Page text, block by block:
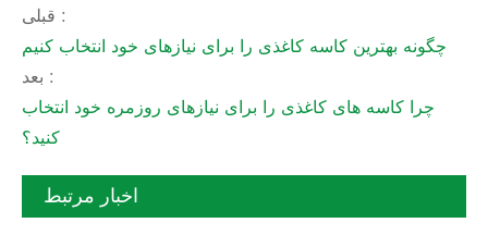
قبلی :
چگونه بهترین کاسه کاغذی را برای نیازهای خود انتخاب کنیم
بعد :
چرا کاسه های کاغذی را برای نیازهای روزمره خود انتخاب
کنید؟
اخبار مرتبط